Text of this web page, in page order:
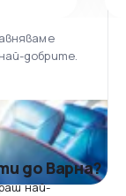
добрите.
до Варна?
най-